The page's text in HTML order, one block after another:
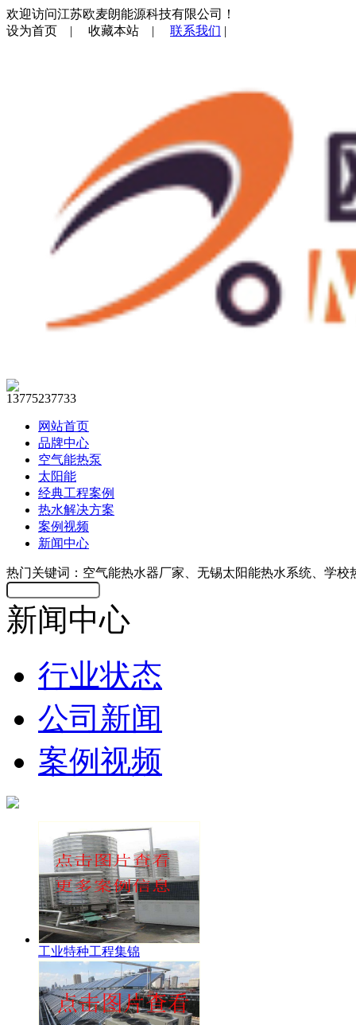
欢迎访问江苏欧麦朗能源科技有限公司！
设为首页 | 收藏本站 | 联系我们 |
13775237733
网站首页
品牌中心
空气能热泵
太阳能
经典工程案例
热水解决方案
案例视频
新闻中心
热门关键词：空气能热水器厂家、无锡太阳能热水系统、学校
新闻中心
行业状态
公司新闻
案例视频
工业特种工程集锦